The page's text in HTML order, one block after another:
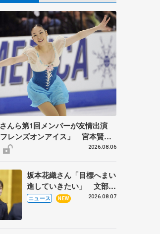
んら第1回メンバーが友情出演
レンズオンアイス」 宮本賢二
絵さん、田村岳斗さんも2026.08.06
坂本花織さん「目標へまい
進していきたい」 文部科
学省スポーツ表彰式で代表
ニュース NEW 2026.08.07